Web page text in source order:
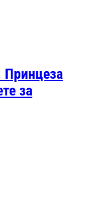
Принцеза
за